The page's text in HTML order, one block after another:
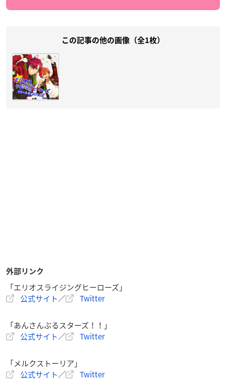
この記事の他の画像（全1枚）
外部リンク
「エリオスライジングヒーローズ」
公式サイト／ Twitter
「あんさんぶるスターズ！！」
公式サイト／ Twitter
「メルクストーリア」
公式サイト／ Twitter